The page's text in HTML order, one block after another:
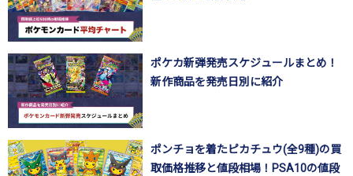
ポケカ新弾発売スケジュールまとめ！
新作商品を発売日別に紹介
ポンチョを着たピカチュウ(全9種)の買
取価格推移と値段相場！PSA10の値段